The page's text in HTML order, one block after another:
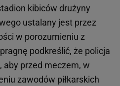
kibiców drużyny
ustalany jest przez
w porozumieniu z
podkreślić, że policja
aby przed meczem, w
zawodów piłkarskich